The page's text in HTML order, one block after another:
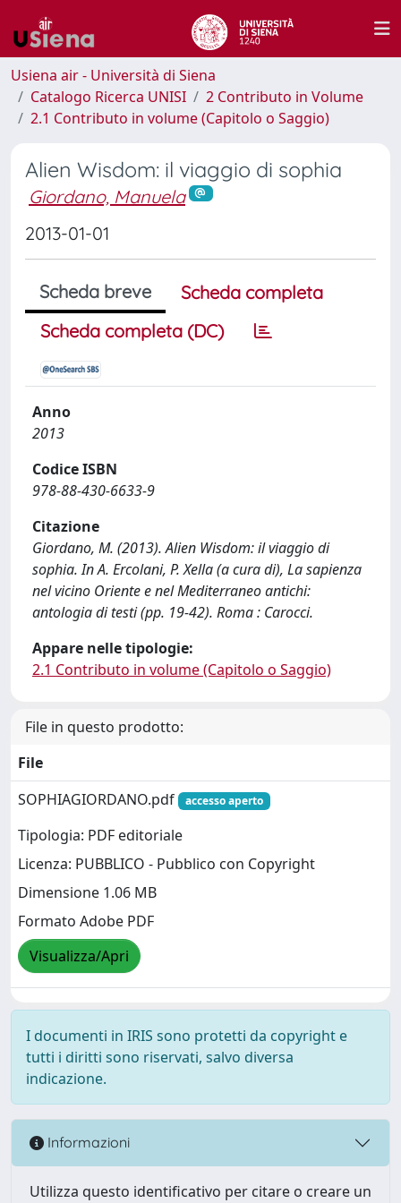
Usiena air - Università di Siena
Catalogo Ricerca UNISI
2 Contributo in Volume
2.1 Contributo in volume (Capitolo o Saggio)
Alien Wisdom: il viaggio di sophia
Giordano, Manuela
2013-01-01
Scheda breve
Scheda completa
Scheda completa (DC)
Anno
2013
Codice ISBN
978-88-430-6633-9
Citazione
Giordano, M. (2013). Alien Wisdom: il viaggio di
sophia. In A. Ercolani, P. Xella (a cura di), La sapienza
nel vicino Oriente e nel Mediterraneo antichi:
antologia di testi (pp. 19-42). Roma : Carocci.
Appare nelle tipologie:
2.1 Contributo in volume (Capitolo o Saggio)
File in questo prodotto:
File
SOPHIAGIORDANO.pdf
accesso aperto
Tipologia: PDF editoriale
Licenza: PUBBLICO - Pubblico con Copyright
Dimensione 1.06 MB
Formato Adobe PDF
Visualizza/Apri
I documenti in IRIS sono protetti da copyright e
tutti i diritti sono riservati, salvo diversa
indicazione.
Informazioni
Utilizza questo identificativo per citare o creare un